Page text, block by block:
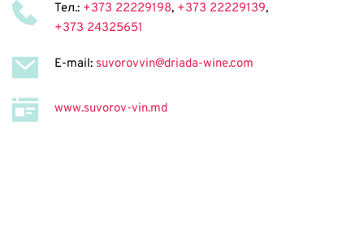
Тел.: +373 22229198, +373 22229139,
+373 24325651
E-mail: suvorovvin@driada-wine.com
www.suvorov-vin.md